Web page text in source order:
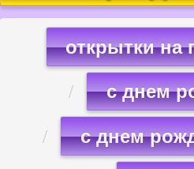
открытки на
с днем
с днем